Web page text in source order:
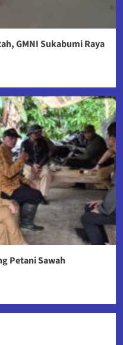
GMNI Sukabumi Raya
Petani Sawah